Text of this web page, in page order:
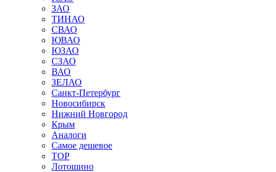
ЗАО
ТИНАО
СВАО
ЮВАО
ЮЗАО
СЗАО
ВАО
ЗЕЛАО
Санкт-Петербург
Новосибирск
Нижний Новгород
Крым
Аналоги
Самое дешевое
TOP
Лотошино